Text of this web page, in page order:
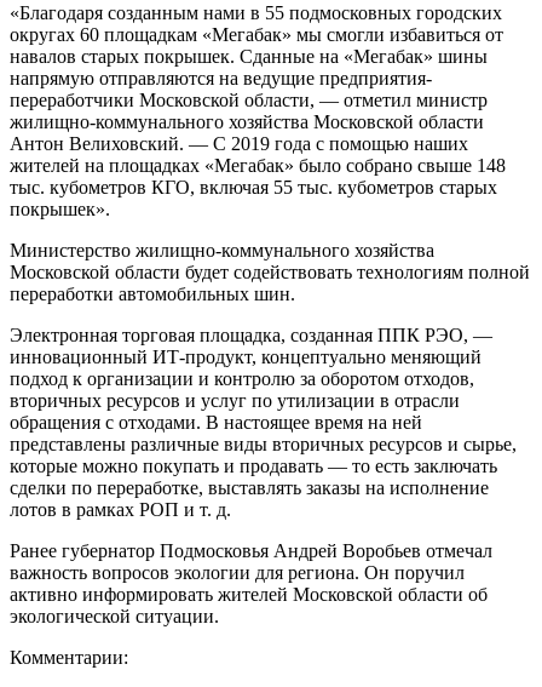
«Благодаря созданным нами в 55 подмосковных городских
округах 60 площадкам «Мегабак» мы смогли избавиться от
навалов старых покрышек. Сданные на «Мегабак» шины
напрямую отправляются на ведущие предприятия-
переработчики Московской области, — отметил министр
жилищно-коммунального хозяйства Московской области
Антон Велиховский. — С 2019 года с помощью наших
жителей на площадках «Мегабак» было собрано свыше 148
тыс. кубометров КГО, включая 55 тыс. кубометров старых
покрышек».
Министерство жилищно-коммунального хозяйства
Московской области будет содействовать технологиям полной
переработки автомобильных шин.
Электронная торговая площадка, созданная ППК РЭО, —
инновационный ИТ-продукт, концептуально меняющий
подход к организации и контролю за оборотом отходов,
вторичных ресурсов и услуг по утилизации в отрасли
обращения с отходами. В настоящее время на ней
представлены различные виды вторичных ресурсов и сырье,
которые можно покупать и продавать — то есть заключать
сделки по переработке, выставлять заказы на исполнение
лотов в рамках РОП и т. д.
Ранее губернатор Подмосковья Андрей Воробьев отмечал
важность вопросов экологии для региона. Он поручил
активно информировать жителей Московской области об
экологической ситуации.
Комментарии: